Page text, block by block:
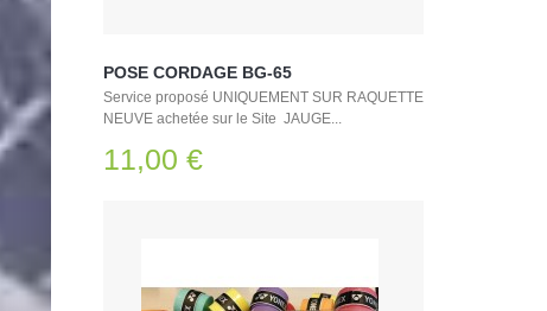
POSE CORDAGE BG-65
Service proposé UNIQUEMENT SUR RAQUETTE
NEUVE achetée sur le Site JAUGE...
11,00 €